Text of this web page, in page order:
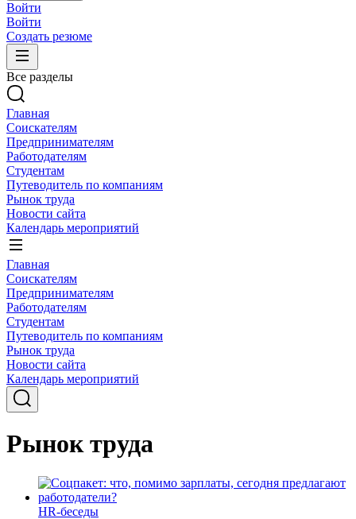
Войти
Войти
Создать резюме
Все разделы
Главная
Соискателям
Предпринимателям
Работодателям
Студентам
Путеводитель по компаниям
Рынок труда
Новости сайта
Календарь мероприятий
Главная
Соискателям
Предпринимателям
Работодателям
Студентам
Путеводитель по компаниям
Рынок труда
Новости сайта
Календарь мероприятий
Рынок труда
HR-беседы